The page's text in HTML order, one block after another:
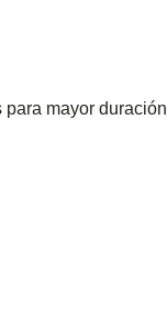
mayor duración